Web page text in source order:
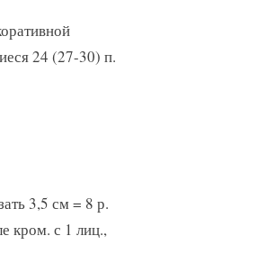
24 (27-30) п.
3,5 см = 8 р.
кром. с 1 лиц.,